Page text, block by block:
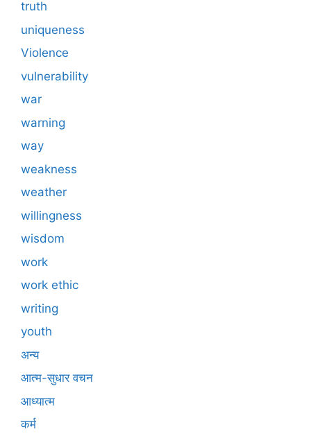
truth
uniqueness
Violence
vulnerability
war
warning
way
weakness
weather
willingness
wisdom
work
work ethic
writing
youth
अन्य
आत्म-सुधार वचन
आध्यात्म
कर्म